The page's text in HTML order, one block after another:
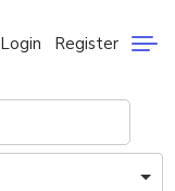
Login Register